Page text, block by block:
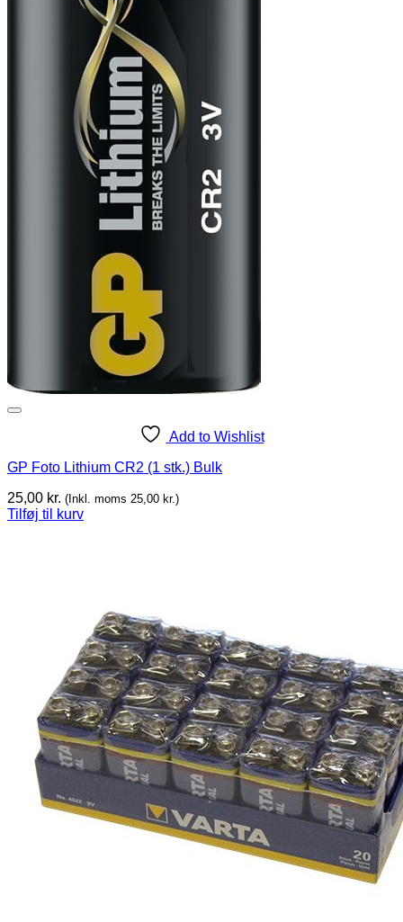
Add to Wishlist
GP Foto Lithium CR2 (1 stk.) Bulk
25,00 kr. (Inkl. moms 25,00 kr.)
Tilføj til kurv